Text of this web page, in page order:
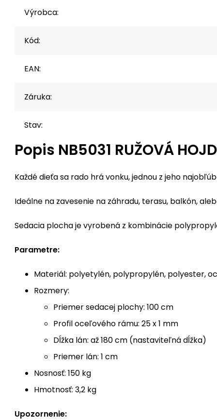
Výrobca:
Kód:
EAN:
Záruka:
Stav:
Popis NB5031 RUŽOVÁ
Každé dieťa sa rado hrá vonku, jednou z jeho
Ideálne na zavesenie na záhradu, terasu, balkón,
Sedacia plocha je vyrobená z kombinácie
Parametre:
Materiál: polyetylén, polypropylén, polyester,
Rozmery:
Priemer sedacej plochy: 100 cm
Profil oceľového rámu: 25 x 1 mm
Dĺžka lán: až 180 cm (nastaviteľná dĺžka)
Priemer lán: 1 cm
Nosnosť: 150 kg
Hmotnosť: 3,2 kg
Upozornenie: